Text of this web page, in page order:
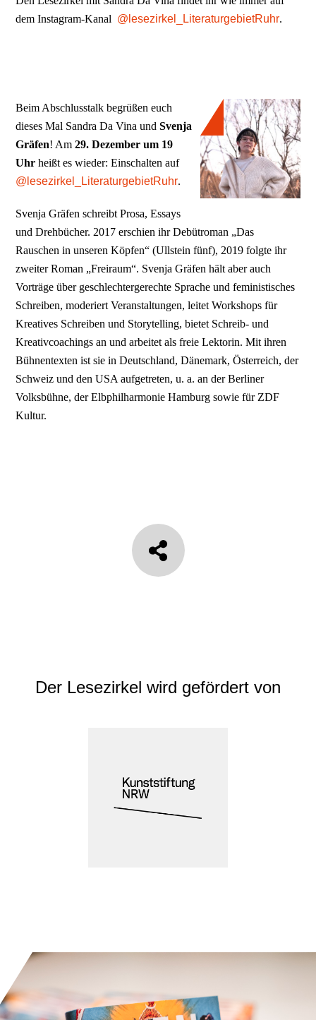
dem Instagram-Kanal @lesezirkel_LiteraturgebietRuhr.
Beim Abschlusstalk begrüßen euch
dieses Mal Sandra Da Vina undSvenja
Gräfen! Am29. Dezember um 19
Uhr heißt es wieder: Einschalten auf
@lesezirkel_LiteraturgebietRuhr.
Svenja Gräfen schreibt Prosa, Essays
und Drehbücher. 2017 erschien ihr Debütroman „Das
Rauschen in unseren Köpfen“ (Ullstein fünf), 2019 folgte ihr
zweiter Roman „Freiraum“. Svenja Gräfen hält aber auch
Vorträge über geschlechtergerechte Sprache und feministisches
Schreiben, moderiert Veranstaltungen, leitet Workshops für
Kreatives Schreiben und Storytelling, bietet Schreib- und
Kreativcoachings an und arbeitet als freie Lektorin. Mit ihren
Bühnentexten ist sie in Deutschland, Dänemark, Österreich, der
Schweiz und den USA aufgetreten, u. a. an der Berliner
Volksbühne, der Elbphilharmonie Hamburg sowie für ZDF
Kultur.
Der Lesezirkel wird gefördert von